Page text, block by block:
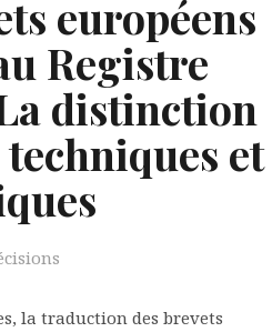
européens
Registre
distinction
et
la traduction des brevets